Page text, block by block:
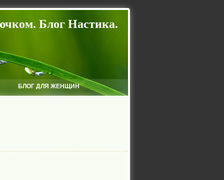
Блог Настика.
БЛОГ ДЛЯ ЖЕНЩИН